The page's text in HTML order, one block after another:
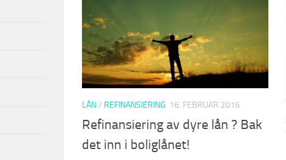
LÅN/ REFINANSIERING 16. FEBRUAR 2016
Refinansiering av dyre lån ? Bak
det inn i boliglånet!